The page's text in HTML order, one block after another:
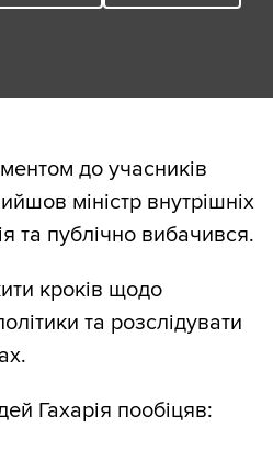
до учасників
міністр внутрішніх
та публічно вибачився.
кроків щодо
та розслідувати
Гахарія пообіцяв: